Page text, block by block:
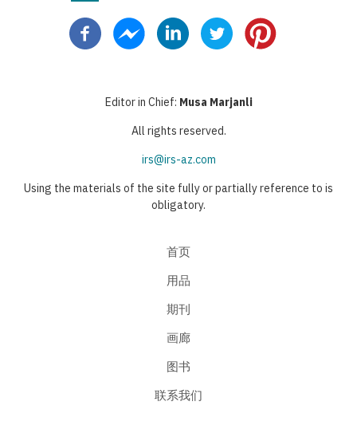
页
页
Editor in Chief: Musa Marjanli
All rights reserved.
irs@irs-az.com
Using the materials of the site fully or partially reference to is
obligatory.
首页
用品
期刊
画廊
图书
联系我们